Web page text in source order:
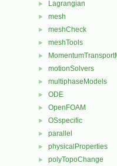
► Lagrangian
► mesh
► meshCheck
► meshTools
►
► motionSolvers
► multiphaseModels
► ODE
► OpenFOAM
► OSspecific
► parallel
► physicalProperties
► polyTopoChange